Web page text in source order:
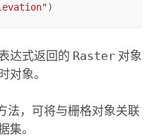
)
达式返回的 Raster对象
对象。
法，可将与栅格对象关联
集。